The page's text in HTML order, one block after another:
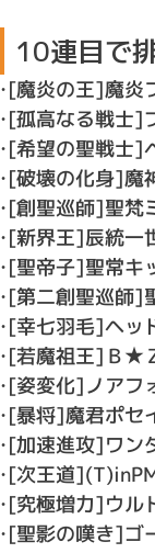
10連目で
・[魔炎の王]魔炎
・[孤高なる戦士]
・[希望の聖戦士]
・[破壊の化身]魔
・[創聖巡師]聖梵
・[新界王]辰統一
・[聖帝子]聖常キ
・[第二創聖巡師]
・[幸七羽毛]ヘッ
・[若魔祖王]Ｂ★
・[姿変化]ノアフ
・[暴将]魔君ポセ
・[加速進攻]ワン
・[次王道
・[究極増力]ウル
・[聖影の嘆き]ゴ